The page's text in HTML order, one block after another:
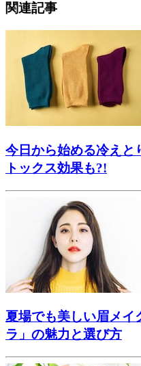
関連記事
今日から始める冷えと
トックス効果も?!
夏場でも美しい眉メイ
ラ」の魅力と選び方